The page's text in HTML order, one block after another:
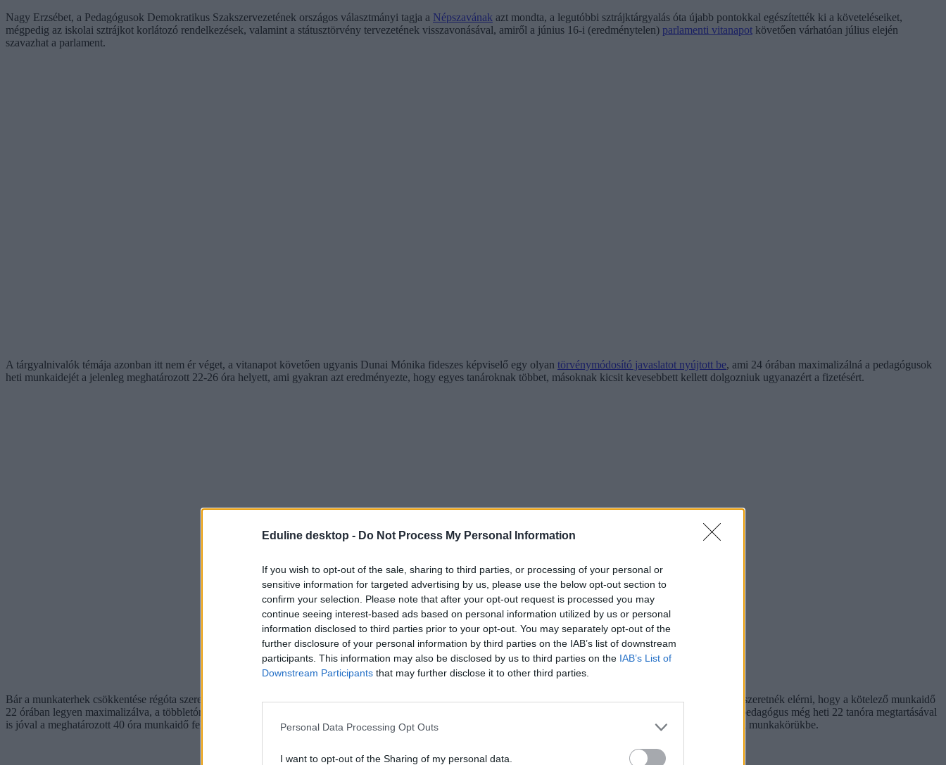
Eduline desktop - Do Not Process My Personal Information
If you wish to opt-out of the sale, sharing to third parties, or processing of your personal or
sensitive information for targeted advertising by us, please use the below opt-out section to
confirm your selection. Please note that after your opt-out request is processed you may
continue seeing interest-based ads based on personal information utilized by us or personal
information disclosed to third parties prior to your opt-out. You may separately opt-out of the
further disclosure of your personal information by third parties on the IAB’s list of downstream
participants. This information may also be disclosed by us to third parties on the IAB’s List of
Downstream Participants that may further disclose it to other third parties.
Personal Data Processing Opt Outs
I want to opt-out of the Sharing of my personal data.
Nagy Erzsébet, a Pedagógusok Demokratikus Szakszervezetének országos választmányi tagja a Népszavának azt mondta, a legutóbbi sztrájktárgyalás óta újabb pontokkal egészítették ki a követeléseiket,
mégpedig az iskolai sztrájkot korlátozó rendelkezések, valamint a státusztörvény tervezetének visszavonásával, amiről a június 16-i (eredménytelen) parlamenti vitanapot követően várhatóan július elején
szavazhat a parlament.
A tárgyalnivalók témája azonban itt nem ér véget, a vitanapot követően ugyanis Dunai Mónika fideszes képviselő egy olyan törvénymódosító javaslatot nyújtott be, ami 24 órában maximalizálná a pedagógusok
heti munkaidejét a jelenleg meghatározott 22-26 óra helyett, ami gyakran azt eredményezte, hogy egyes tanároknak többet, másoknak kicsit kevesebbett kellett dolgozniuk ugyanazért a fizetésért.
Bár a munkaterhek csökkentése régóta szerepel a szakszervezetek követelései között, nem abban a formában, ahogy az a most benyújtott javaslatban van. Helyette azt szeretnék elérni, hogy a kötelező munkaidő
22 órában legyen maximalizálva, a többletórákat pedig túlóraként fizessék ki. Követelésüket arra 2009-es kutatására alapozzák (Tárki 2009), ami kimondja, hogy egy pedagógus még heti 22 tanóra megtartásával
is jóval a meghatározott 40 óra munkaidő felett dolgozik, hiszen az órákra való felkészülés, dolgozatjavítás, adminisztrációs feladatok és kapcsolattartás is beletartozik a munkakörükbe.